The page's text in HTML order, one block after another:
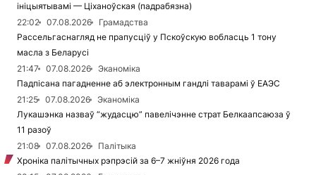
ініцыятывамі — Ціханоўская (падрабязна)
22:02
07.08.2026
Грамадства
Рассельгаснагляд не прапусціў у Пскоўскую вобласць 1 тону
масла з Беларусі
21:47
07.08.2026
Эканоміка
Падпісана пагадненне аб электронным гандлі таварамі ў ЕАЭС
21:25
07.08.2026
Эканоміка
Лукашэнка назваў “жудасцю” павелічэнне страт Белкаапсаюза ў
11 разоў
21:08
07.08.2026
Палітыка
Хроніка палітычных рэпрэсій за 6–7 жніўня 2026 года